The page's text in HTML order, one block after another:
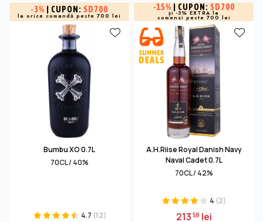
-3% | CUPON: SD700
la orice comandă peste 700 lei
Bumbu XO 0.7L
70CL / 40%
4.7 (12)
-15% | CUPON: SD700
și -3% EXTRA la
comenzi peste 700 lei
A.H.Riise Royal Danish Navy
Naval Cadet 0.7L
70CL / 42%
4 (2)
21358 lei